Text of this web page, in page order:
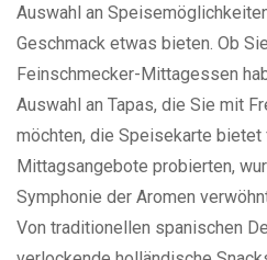
Auswahl an
Geschmack etwas bieten. Ob
Feinschmecker-Mittagessen
Auswahl an Tapas, die Sie mit
möchten, die Speisekarte
Mittagsangebote probierten,
Symphonie der Aromen
Von traditionellen spanischen